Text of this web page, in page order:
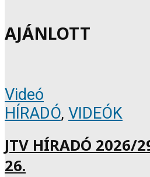
AJÁNLOTT
Videó
HÍRADÓ, VIDEÓK
JTV HÍRADÓ 2026/
26.